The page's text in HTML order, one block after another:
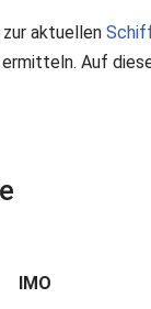
aktuellen
Auf
IMO